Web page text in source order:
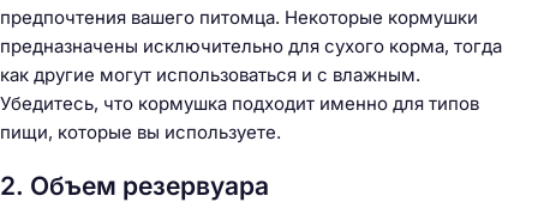
предпочтения вашего питомца. Некоторые кормушки
предназначены исключительно для сухого корма, тогда
как другие могут использоваться и с влажным.
Убедитесь, что кормушка подходит именно для типов
пищи, которые вы используете.
2. Объем резервуара